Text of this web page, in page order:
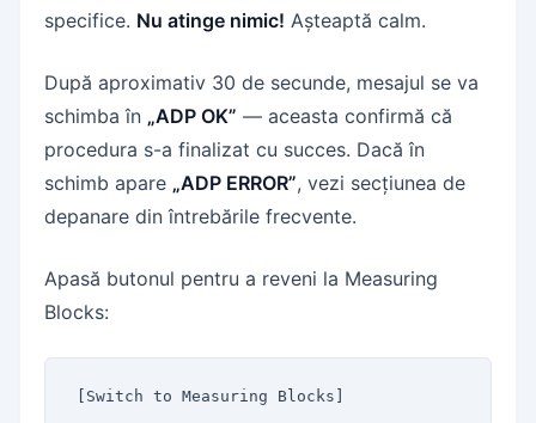
specifice. Nu atinge nimic! Așteaptă calm.
După aproximativ 30 de secunde, mesajul se va
schimba în „ADP OK” — aceasta confirmă că
procedura s-a finalizat cu succes. Dacă în
schimb apare „ADP ERROR”, vezi secțiunea de
depanare din întrebările frecvente.
Apasă butonul pentru a reveni la Measuring
Blocks:
[Switch to Measuring Blocks]